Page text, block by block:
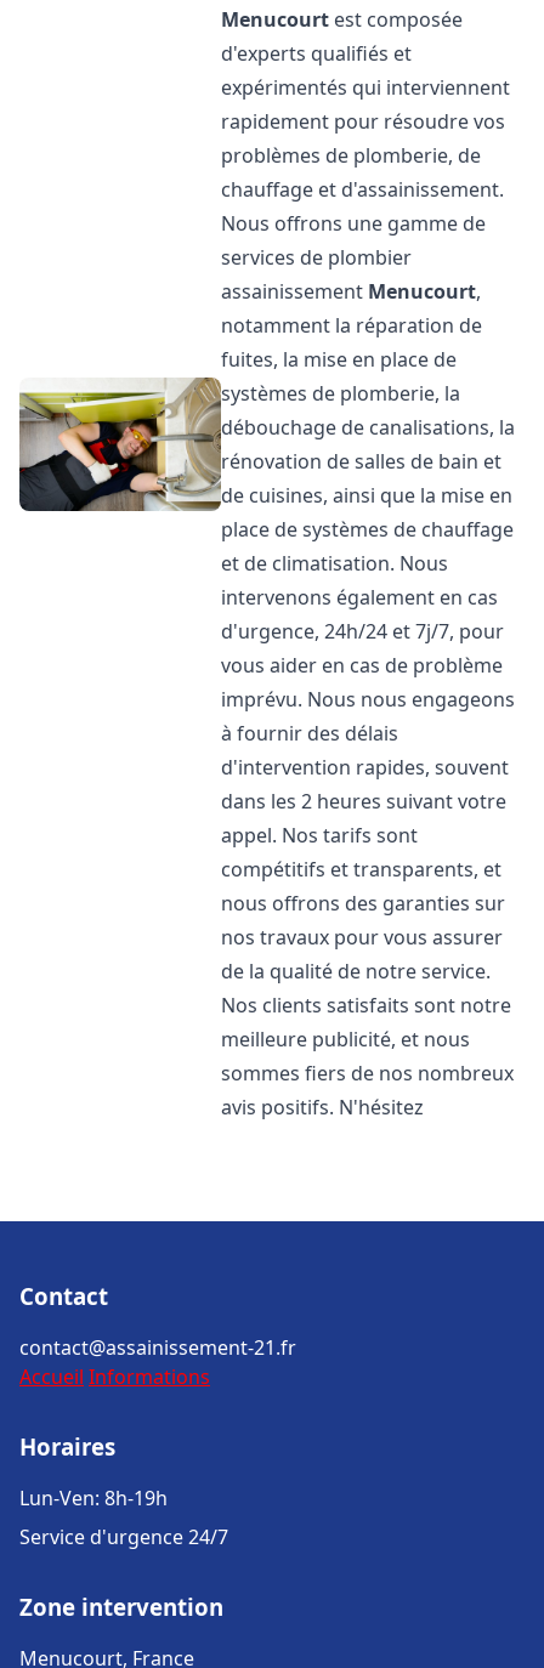
Menucourt est composée
d'experts qualifiés et
expérimentés qui interviennent
rapidement pour résoudre vos
problèmes de plomberie, de
chauffage et d'assainissement.
Nous offrons une gamme de
services de plombier
assainissement Menucourt,
notamment la réparation de
fuites, la mise en place de
systèmes de plomberie, la
débouchage de canalisations, la
rénovation de salles de bain et
de cuisines, ainsi que la mise en
place de systèmes de chauffage
et de climatisation. Nous
intervenons également en cas
d'urgence, 24h/24 et 7j/7, pour
vous aider en cas de problème
imprévu. Nous nous engageons
à fournir des délais
d'intervention rapides, souvent
dans les 2 heures suivant votre
appel. Nos tarifs sont
compétitifs et transparents, et
nous offrons des garanties sur
nos travaux pour vous assurer
de la qualité de notre service.
Nos clients satisfaits sont notre
meilleure publicité, et nous
sommes fiers de nos nombreux
avis positifs. N'hésitez
Contact
contact@assainissement-21.fr
Accueil Informations
Horaires
Lun-Ven: 8h-19h
Service d'urgence 24/7
Zone intervention
Menucourt, France